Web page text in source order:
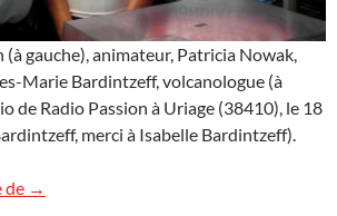
gauche), animateur, Patricia Nowak,
Marie Bardintzeff, volcanologue (à
de Radio Passion à Uriage (38410), le 18
merci à Isabelle Bardintzeff).
de Radio Passion, rediffusion
→